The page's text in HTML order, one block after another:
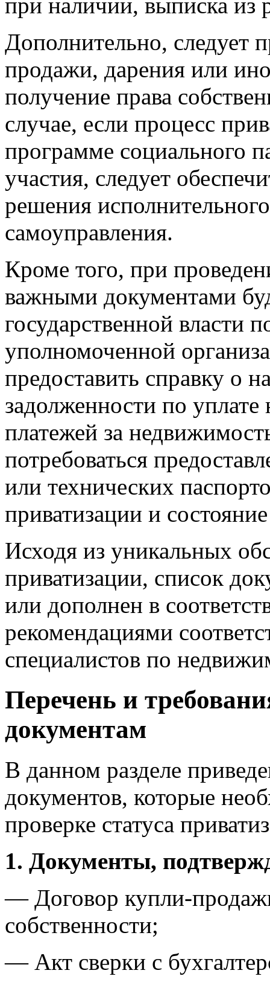
при наличии, выписка из
Дополнительно, следует
продажи, дарения или
получение права
случае, если процесс
программе социального
участия, следует
решения
самоуправления.
Кроме того, при
важными документами
государственной власти
уполномоченной
предоставить справку о
задолженности по уплате
платежей за
потребоваться
или технических
приватизации и
Исходя из уникальных
приватизации, список
или дополнен в
рекомендациями
специалистов по
Перечень и
документам
В данном разделе
документов, которые
проверке статуса
1. Документы,
— Договор купли-
собственности;
— Акт сверки с